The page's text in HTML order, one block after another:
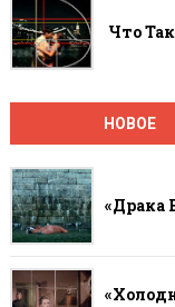
Что
НОВОЕ
«Драка